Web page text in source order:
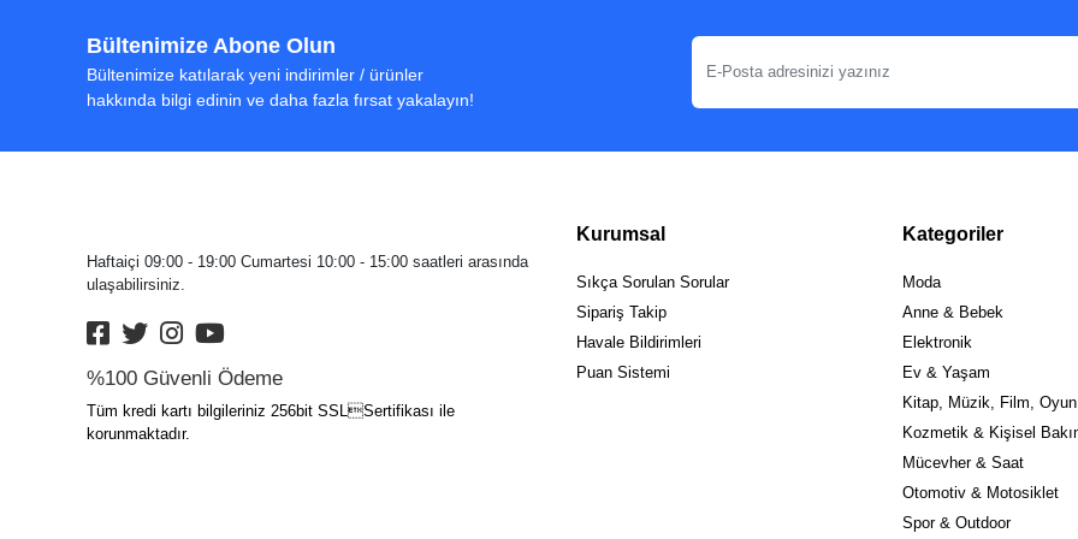
Bültenimize Abone Olun
Bültenimize katılarak yeni indirimler / ürünler
hakkında bilgi edinin ve daha fazla fırsat yakalayın!
Haftaiçi 09:00 - 19:00 Cumartesi 10:00 - 15:00 saatleri arasında
ulaşabilirsiniz.
%100 Güvenli Ödeme
Tüm kredi kartı bilgileriniz 256bit SSLSertifikası ile
korunmaktadır.
Kurumsal
Sıkça Sorulan Sorular
Sipariş Takip
Havale Bildirimleri
Puan Sistemi
Kategoriler
Moda
Anne & Bebek
Elektronik
Ev & Yaşam
Kitap, Müzik, Film, Oyun
Kozmetik & Kişisel
Mücevher & Saat
Otomotiv & Motosiklet
Spor & Outdoor